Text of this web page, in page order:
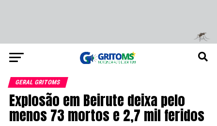
GERAL GRITOMS
Explosão em Beirute deixa pelo
menos 73 mortos e 2,7 mil feridos